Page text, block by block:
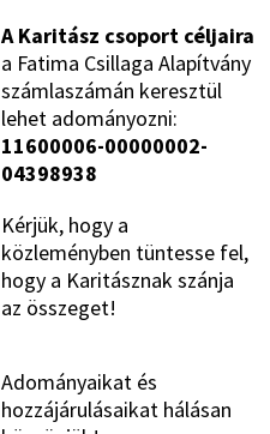
A Karitász csoport céljaira
a Fatima Csillaga Alapítvány
számlaszámán keresztül
lehet adományozni:
11600006-00000002-
04398938
Kérjük, hogy a
közleményben tüntesse fel,
hogy a Karitásznak szánja
az összeget!
Adományaikat és
hozzájárulásaikat hálásan